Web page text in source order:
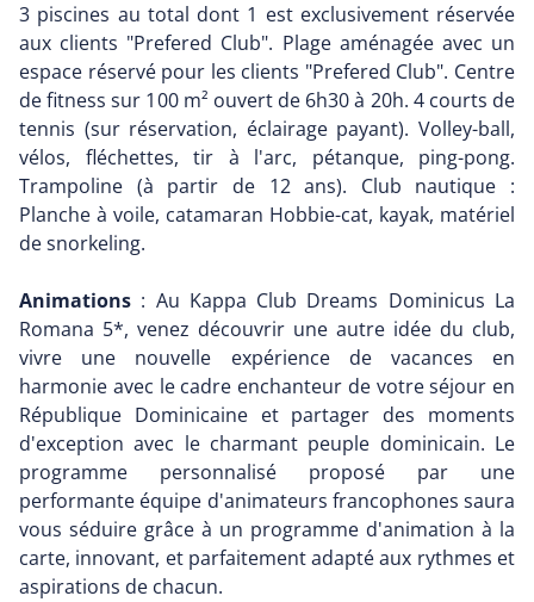
3 piscines au total dont 1 est exclusivement réservée
aux clients "Prefered Club". Plage aménagée avec un
espace réservé pour les clients "Prefered Club". Centre
de fitness sur 100 m² ouvert de 6h30 à 20h. 4 courts de
tennis (sur réservation, éclairage payant). Volley-ball,
vélos, fléchettes, tir à l'arc, pétanque, ping-pong.
Trampoline (à partir de 12 ans). Club nautique :
Planche à voile, catamaran Hobbie-cat, kayak, matériel
de snorkeling.
Animations : Au Kappa Club Dreams Dominicus La
Romana 5*, venez découvrir une autre idée du club,
vivre une nouvelle expérience de vacances en
harmonie avec le cadre enchanteur de votre séjour en
République Dominicaine et partager des moments
d'exception avec le charmant peuple dominicain. Le
programme personnalisé proposé par une
performante équipe d'animateurs francophones saura
vous séduire grâce à un programme d'animation à la
carte, innovant, et parfaitement adapté aux rythmes et
aspirations de chacun.